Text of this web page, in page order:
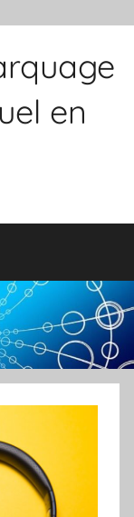
en